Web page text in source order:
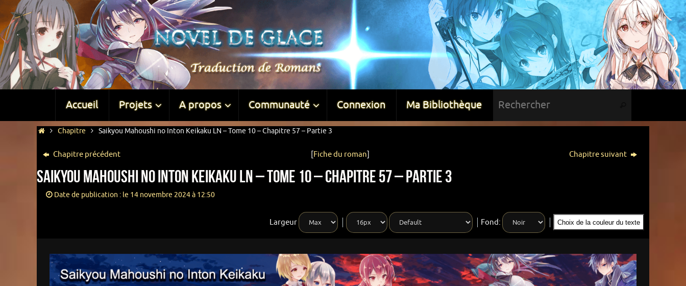
Accueil Projets A propos Communauté Connexion Ma Bibliothèque
Chapitre Saikyou Mahoushi no Inton Keikaku LN – Tome 10 – Chapitre 57 – Partie 3
Chapitre précédent [Fiche du roman] Chapitre suivant
Saikyou Mahoushi no Inton Keikaku LN – Tome 10 – Chapitre 57 – Partie 3
Date de publication : le 14 novembre 2024 à 12:50
Largeur Fond: Choix de la couleur du texte